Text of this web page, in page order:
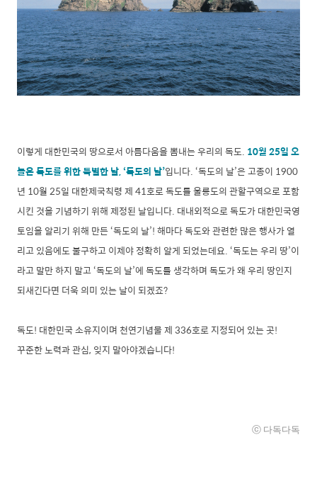
이렇게 대한민국의 땅으로서 아름다움을 뽐내는 우리의 독도. 10월 25일 오
늘은 독도를 위한 특별한 날,‘독도의 날’입니다.‘독도의 날’은 고종이 1900
년 10월 25일 대한제국칙령 제 41호로 독도를 울릉도의 관할구역으로 포함
시킨 것을 기념하기 위해 제정된 날입니다. 대내외적으로 독도가 대한민국영
토임을 알리기 위해 만든‘독도의 날’! 해마다 독도와 관련한 많은 행사가 열
리고 있음에도 불구하고 이제야 정확히 알게 되었는데요. ‘독도는 우리 땅’이
라고 말만 하지 말고‘독도의 날’에 독도를 생각하며 독도가 왜 우리 땅인지
되새긴다면 더욱 의미 있는 날이 되겠죠?
독도! 대한민국 소유지이며 천연기념물 제 336호로 지정되어 있는 곳!
꾸준한 노력과 관심, 잊지 말아야겠습니다!
ⓒ 다독다독